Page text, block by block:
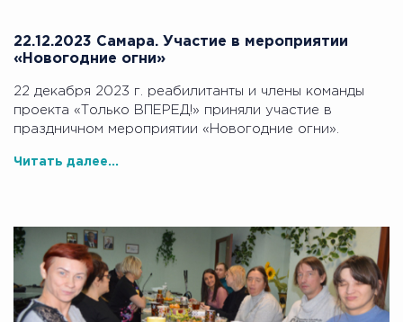
22.12.2023 Самара. Участие в мероприятии
«Новогодние огни»
22 декабря 2023 г. реабилитанты и члены команды
проекта «Только ВПЕРЕД!» приняли участие в
праздничном мероприятии «Новогодние огни».
Читать далее...